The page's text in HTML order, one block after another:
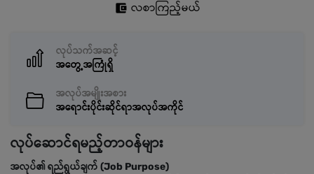
လစာကြည့်မယ်
လုပ်သက်အဆင့်
အတွေ့အကြုံရှိ
အလုပ်အမျိုးအစား
အရောင်းပိုင်းဆိုင်ရာအလုပ်အကိုင်
လုပ်ဆောင်ရမည့်တာဝန်များ
အလုပ်၏ ရည်ရွယ်ချက် (Job Purpose)